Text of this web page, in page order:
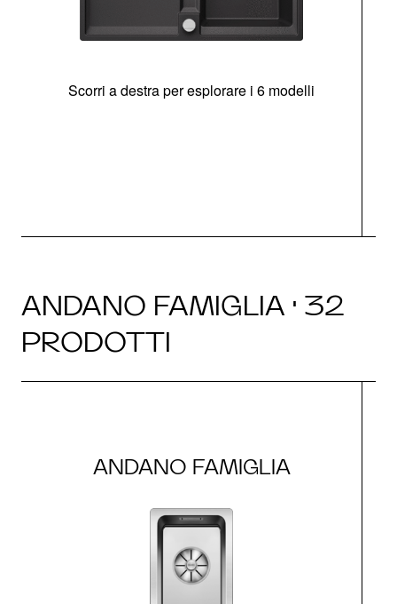
Scorri a destra per esplorare i 6 modelli
ANDANO FAMIGLIA · 32
PRODOTTI
ANDANO FAMIGLIA